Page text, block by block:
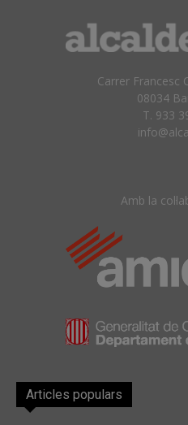
Carrer Francesc
08034
T. 933
Amb la
Articles populars